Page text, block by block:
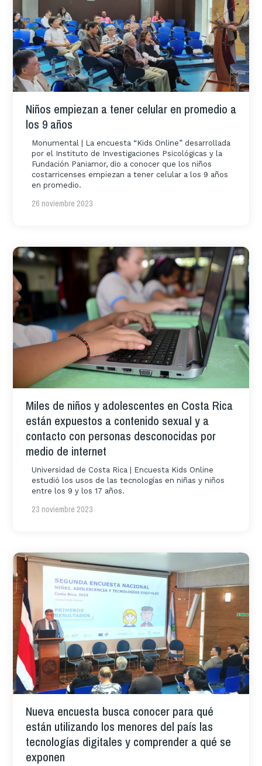
Niños empiezan a tener celular en promedio a
los 9 años
Monumental | La encuesta “Kids Online” desarrollada
por el Instituto de Investigaciones Psicológicas y la
Fundación Paniamor, dio a conocer que los niños
costarricenses empiezan a tener celular a los 9 años
en promedio.
26 noviembre 2023
Miles de niños y adolescentes en Costa Rica
están expuestos a contenido sexual y a
contacto con personas desconocidas por
medio de internet
Universidad de Costa Rica | Encuesta Kids Online
estudió los usos de las tecnologías en niñas y niños
entre los 9 y los 17 años.
23 noviembre 2023
Nueva encuesta busca conocer para qué
están utilizando los menores del país las
tecnologías digitales y comprender a qué se
exponen